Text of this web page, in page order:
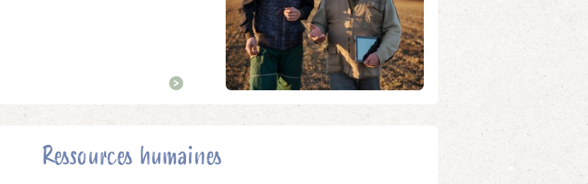
Ressources humaines